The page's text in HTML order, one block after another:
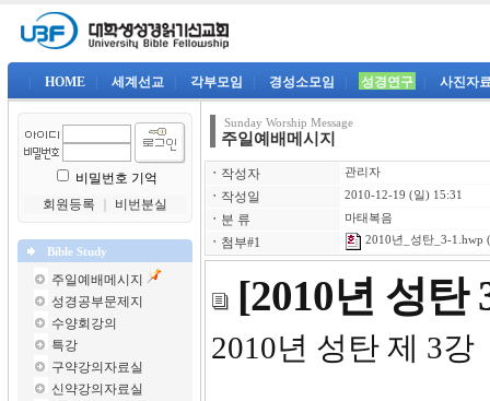
HOME 세계선교 각부모임 경성소모임 성경연구 사진자
비밀번호 기억
회원등록
비번분실
Bible Study
주일예배메시지
성경공부문제지
수양회강의
특강
구약강의자료실
신약강의자료실
Sunday Worship Message
주일예배메시지
ㆍ 작성자 관리자
ㆍ 작성일 2010-12-19 (일) 15:31
ㆍ 분 류 마태복음
ㆍ 첨부#1 2010년_성탄_3-1.hwp
[2010년 성탄
2010년 성탄 제 3강